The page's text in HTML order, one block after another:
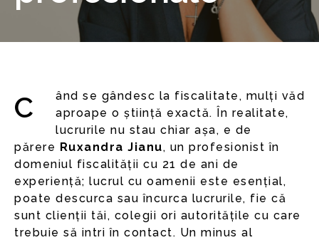
Când se gândesc la fiscalitate, mulți văd
aproape o știință exactă. În realitate,
lucrurile nu stau chiar așa, e de
părere Ruxandra Jianu, un profesionist în
domeniul fiscalității cu 21 de ani de
experiență; lucrul cu oamenii este esențial,
poate descurca sau încurca lucrurile, fie că
sunt clienții tăi, colegii ori autoritățile cu care
trebuie să intri în contact. Un minus al